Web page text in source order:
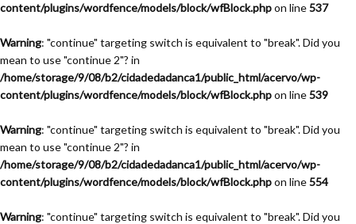
content/plugins/wordfence/models/block/wfBlock.phpon line537
Warning: "continue" targeting switch is equivalent to "break". Did you
mean to use "continue 2"? in
/home/storage/9/08/b2/cidadedadanca1/public_html/acervo/wp-
content/plugins/wordfence/models/block/wfBlock.phpon line539
Warning: "continue" targeting switch is equivalent to "break". Did you
mean to use "continue 2"? in
/home/storage/9/08/b2/cidadedadanca1/public_html/acervo/wp-
content/plugins/wordfence/models/block/wfBlock.phpon line554
Warning: "continue" targeting switch is equivalent to "break". Did you